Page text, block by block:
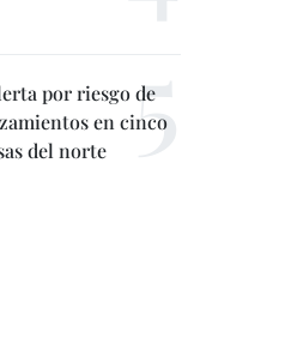
por riesgo de
en cinco
del norte